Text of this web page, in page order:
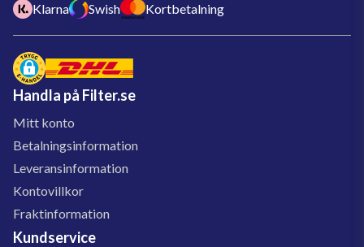
Klarna Swish Kortbetalning
Handla på Filter.se
Mitt konto
Betalningsinformation
Leveransinformation
Kontovillkor
Fraktinformation
Kundservice